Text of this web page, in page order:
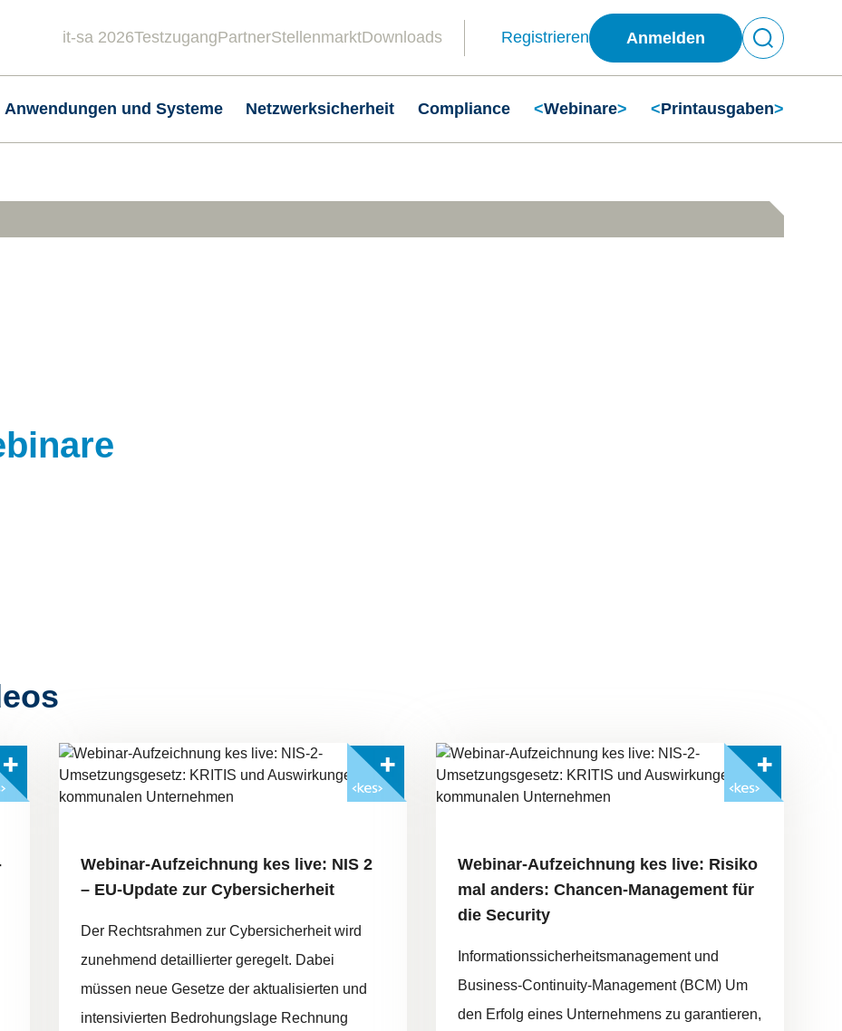
it-sa 2026TestzugangPartnerStellenmarktDownloads Registrieren Anmelden
Anwendungen und Systeme Netzwerksicherheit Compliance <Webinare> <Printausgaben>
Webinar-Aufzeichnung kes live: NIS 2
– EU-Update zur Cybersicherheit
Der Rechtsrahmen zur Cybersicherheit wird
zunehmend detaillierter geregelt. Dabei
müssen neue Gesetze der aktualisierten und
intensivierten Bedrohungslage Rechnung
Webinar-Aufzeichnung kes live: Risiko
mal anders: Chancen-Management für
die Security
Informationssicherheitsmanagement und
Business-Continuity-Management (BCM) Um
den Erfolg eines Unternehmens zu garantieren,